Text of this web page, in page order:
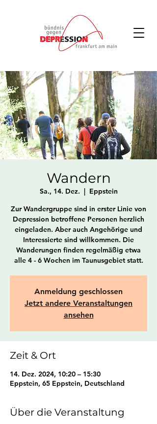
Wandern
Sa., 14. Dez.
  |
Eppstein
Zur Wandergruppe sind in erster Linie von
Depression betroffene Personen herzlich
eingeladen. Aber auch Angehörige und
Interessierte sind willkommen. Die
Wanderungen finden regelmäßig etwa
alle 4 - 6 Wochen im Taunusgebiet statt.
Anmeldung geschlossen
Jetzt andere Veranstaltungen
ansehen
Zeit & Ort
14. Dez. 2024, 10:20 – 15:30
Eppstein, 65 Eppstein, Deutschland
Über die Veranstaltung